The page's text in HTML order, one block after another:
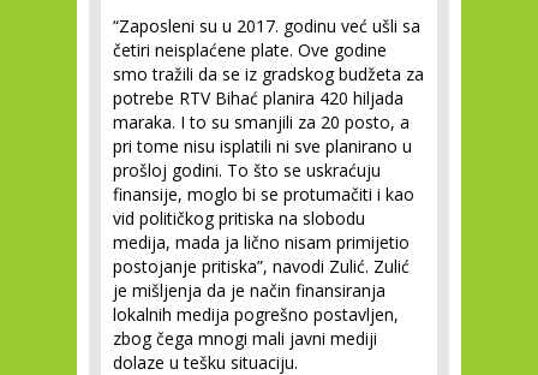
“Zaposleni su u 2017. godinu već ušli sa
četiri neisplaćene plate. Ove godine
smo tražili da se iz gradskog budžeta za
potrebe RTV Bihać planira 420 hiljada
maraka. I to su smanjili za 20 posto, a
pri tome nisu isplatili ni sve planirano u
prošloj godini. To što se uskraćuju
finansije, moglo bi se protumačiti i kao
vid političkog pritiska na slobodu
medija, mada ja lično nisam primijetio
postojanje pritiska”, navodi Zulić. Zulić
je mišljenja da je način finansiranja
lokalnih medija pogrešno postavljen,
zbog čega mnogi mali javni mediji
dolaze u tešku situaciju.